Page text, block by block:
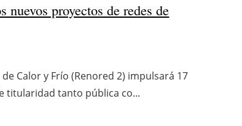
proyectos de redes de
Calor y Frío (Renored 2) impulsará 17
titularidad tanto pública co...